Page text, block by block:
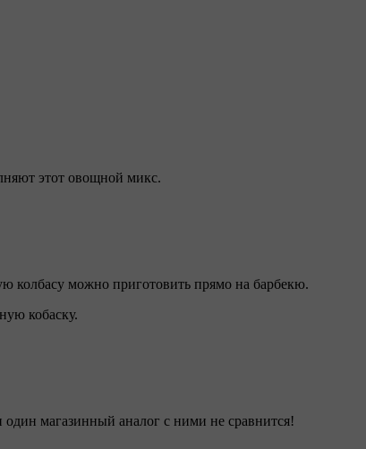
этот овощной микс.
колбасу можно приготовить прямо на барбекю.
кобаску.
магазинный аналог с ними не сравнится!